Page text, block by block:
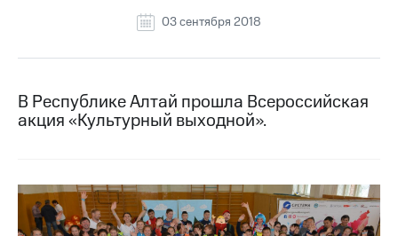
информация
Контакты
Медиа-центр
МТС
о технологиях
03 сентября 2018
В Республике Алтай прошла Всероссийская
акция «Культурный выходной».